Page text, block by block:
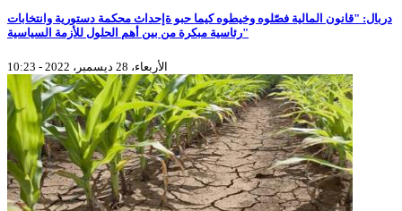
دربال: "قانون المالية فصّلوه وخيطوه كيما حبو ةإحداث محكمة دستورية وانتخابات
رئاسية مبكرة من بين أهم الحلول للأزمة السياسية"
الأربعاء، 28 ديسمبر، 2022 - 10:23